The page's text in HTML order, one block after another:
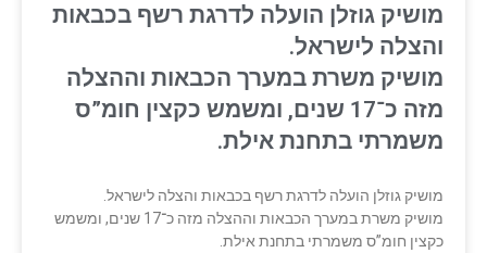
מושיק גוזלן הועלה לדרגת רשף בכבאות
והצלה לישראל.
מושיק משרת במערך הכבאות וההצלה
מזה כ־17 שנים, ומשמש כקצין חומ”ס
משמרתי בתחנת אילת.
מושיק גוזלן הועלה לדרגת רשף בכבאות והצלה לישראל.
מושיק משרת במערך הכבאות וההצלה מזה כ־17 שנים, ומשמש
כקצין חומ”ס משמרתי בתחנת אילת.